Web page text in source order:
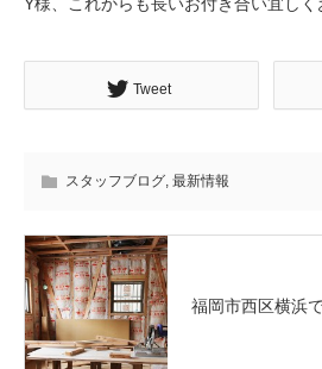
Tweet
スタッフブログ, 最新情報
福岡市西区横浜